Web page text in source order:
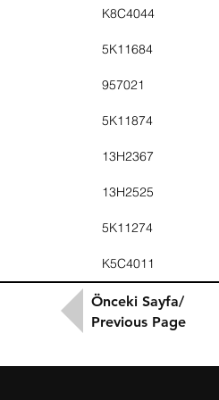
K8C4044
5K11684
957021
5K11874
13H2367
13H2525
5K11274
K5C4011
Önceki Sayfa/
Previous Page